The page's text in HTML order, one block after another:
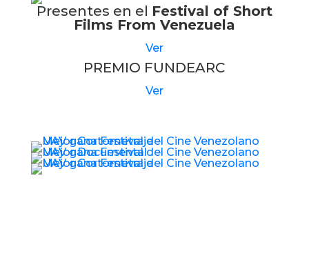
Presentes en el Festival of Short
Films From Venezuela
Ver
PREMIO FUNDEARC
Ver